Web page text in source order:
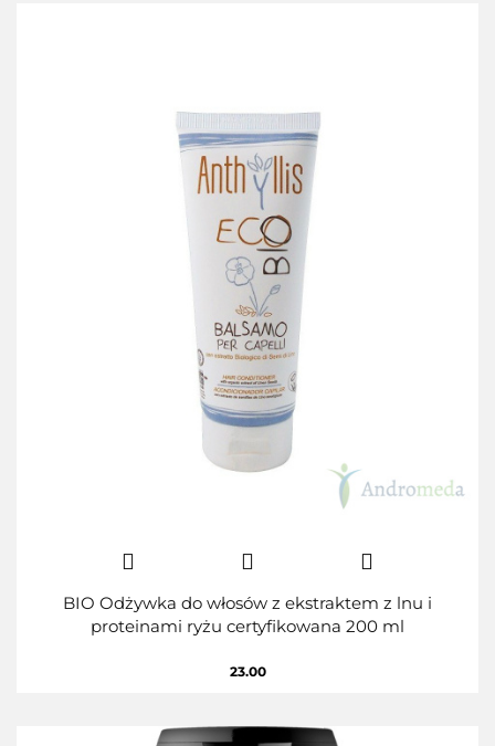
BIO Odżywka do włosów z ekstraktem z lnu i
proteinami ryżu certyfikowana 200 ml
23.00